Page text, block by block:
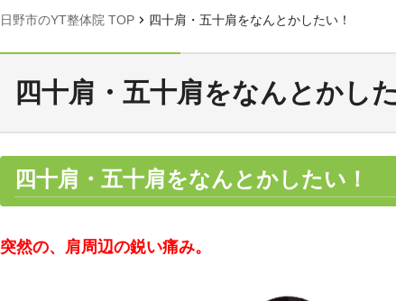
日野市のYT整体院 TOP chevron_right 四十肩・五十肩をなんとかしたい！
四十肩・五十肩をなんとかし
四十肩・五十肩をなんとかしたい！
突然の、肩周辺の鋭い痛み。